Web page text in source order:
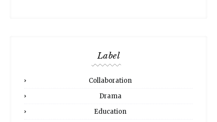
Label
Collaboration
Drama
Education